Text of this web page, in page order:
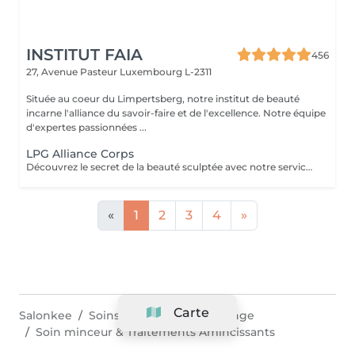
INSTITUT FAIA
456
27, Avenue Pasteur Luxembourg L-2311
Située au coeur du Limpertsberg, notre institut de beauté
incarne l'alliance du savoir-faire et de l'excellence. Notre équipe
d'expertes passionnées ...
LPG Alliance Corps
Découvrez le secret de la beauté sculptée avec notre service LPG Endermologie. Cette technologie de pointe est votre alliée pour une silhouette redessinée et une peau radieuse. Les soins Endermologie stimulent naturellement la production de collagène et d'élastine, réduisent l'aspect de la cellulite et raffermissent votre peau. Les résultats sont visibles dès les premières séances, vous laissant avec une confiance et une élégance accrues. Révélez votre beauté intérieure avec une silhouette plus harmonieuse. Optez pour le bien-être et la beauté, choisissez LPG Endermologie dès aujourd'hui.
« 1 2 3 4 »
Carte
Salonkee Soins du corps
Schifflange
Soin minceur & Traitements Amincissants